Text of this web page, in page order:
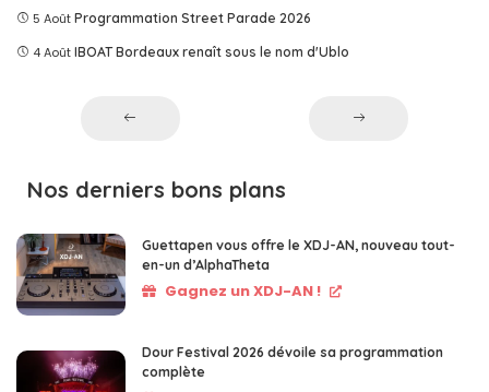
5 Août Programmation Street Parade 2026
4 Août IBOAT Bordeaux renaît sous le nom d'Ublo
Nos derniers bons plans
Guettapen vous offre le XDJ-AN, nouveau tout-
en-un d’AlphaTheta
Gagnez un XDJ-AN !
Dour Festival 2026 dévoile sa programmation
complète